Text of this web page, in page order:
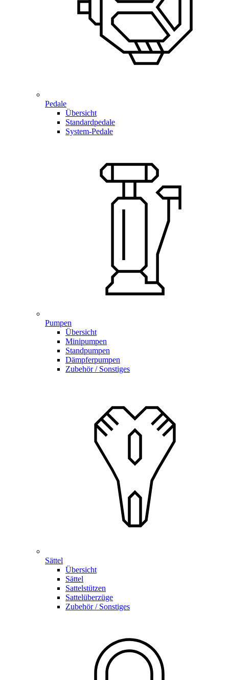
Pedale
Übersicht
Standardpedale
System-Pedale
Pumpen
Übersicht
Minipumpen
Standpumpen
Dämpferpumpen
Zubehör / Sonstiges
Sättel
Übersicht
Sättel
Sattelstützen
Sattelüberzüge
Zubehör / Sonstiges